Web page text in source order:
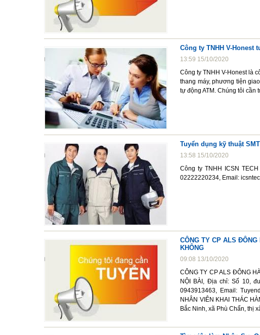
Công ty TNHH V-
13:59 15/10/2020
Công ty TNHH V-Honest là
thang máy, phương tiện
tự động ATM. Chúng tôi cần
Tuyển dụng kỹ thuật SMT
13:58 15/10/2020
Công ty TNHH ICSN
02222220234, Email:
CÔNG TY CP ALS ĐÔNG
KHÔNG
09:08 13/10/2020
CÔNG TY CP ALS ĐÔNG
NỘI BÀI, Địa chỉ: Số 10,
0943913463, Email:
NHÂN VIÊN KHAI THÁC
Bắc Ninh, xã Phù Chẩn, thị